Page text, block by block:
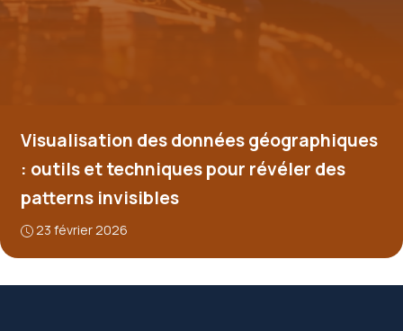
Visualisation des données géographiques
: outils et techniques pour révéler des
patterns invisibles
23 février 2026